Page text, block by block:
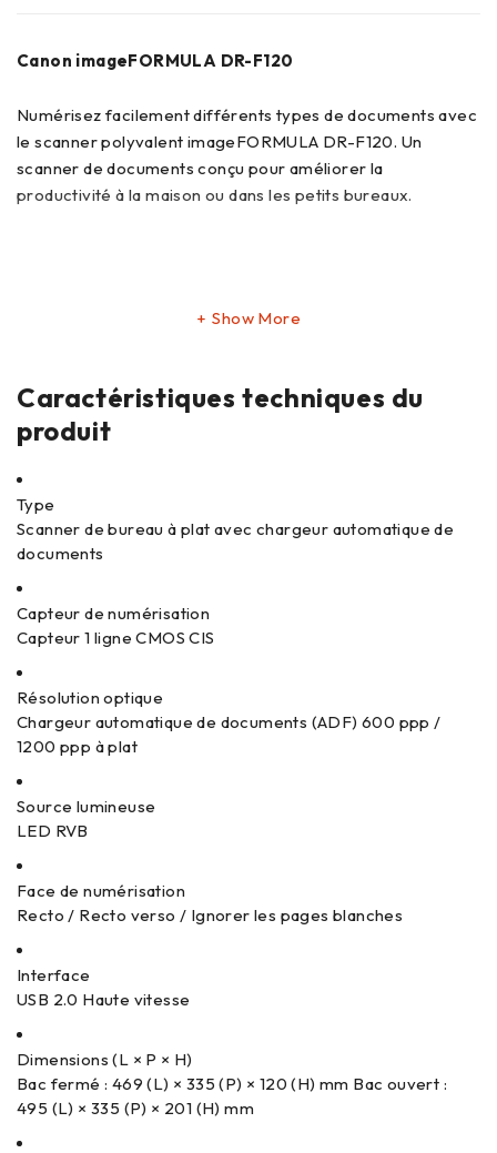
Canon imageFORMULA DR-F120
Numérisez facilement différents types de documents avec
le scanner polyvalent imageFORMULA DR-F120. Un
scanner de documents conçu pour améliorer la
productivité à la maison ou dans les petits bureaux.
Show More
Caractéristiques techniques du
produit
Type
Scanner de bureau à plat avec chargeur automatique de
documents
Capteur de numérisation
Capteur 1 ligne CMOS CIS
Résolution optique
Chargeur automatique de documents (ADF) 600 ppp /
1200 ppp à plat
Source lumineuse
LED RVB
Face de numérisation
Recto / Recto verso / Ignorer les pages blanches
Interface
USB 2.0 Haute vitesse
Dimensions (L × P × H)
Bac fermé : 469 (L) × 335 (P) × 120 (H) mm Bac ouvert :
495 (L) × 335 (P) × 201 (H) mm